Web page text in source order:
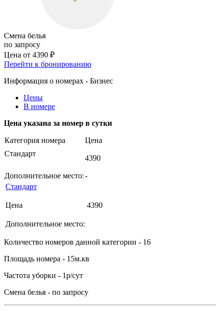
Смена белья
по запросу
Цена от 4390 ₽
Перейти к бронированию
Информация о номерах - Бизнес
Цены
В номере
Цена указана за номер в сутки
Категория номера
Цена
Стандарт
4390
Дополнительное место:-
Стандарт
Цена 4390
Дополнительное место:
Количество номеров данной категории - 16
Площадь номера - 15м.кв
Частота уборки - 1р/сут
Смена белья - по запросу